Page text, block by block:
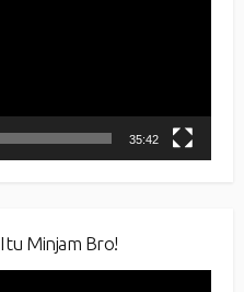
35:42
Minjam Bro!